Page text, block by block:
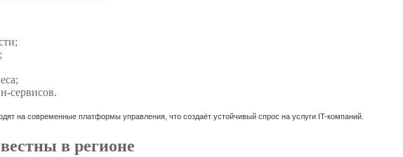
сервисов.
на современные платформы управления, что создаёт устойчивый спрос на услуги IT-компаний.
в регионе